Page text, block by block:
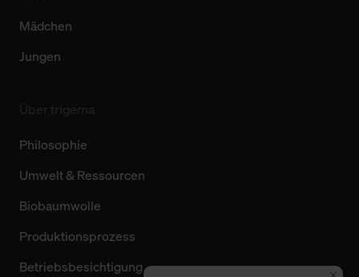
Mädchen
Jungen
Philosophie
Umwelt & Ressourcen
Biobaumwolle
Produktionsprozess
Betriebsbesichtigung